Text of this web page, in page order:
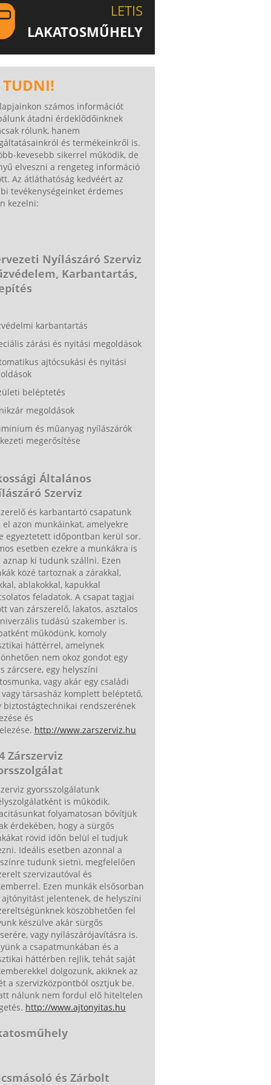
LETIS
LAKATOSMŰHELY
TUDNI!
számos információt
átadni érdeklődőinknek
rólunk, hanem
és termékeinkről is.
kevesebb sikerrel működik, de
elveszni a rengeteg információ
Az átláthatóság kedvéért az
tevékenységeinket érdemes
kezelni:
Nyílászáró Szerviz
Karbantartás,
karbantartás
zárási és nyitási megoldások
ajtócsukási és nyitási
beléptetés
megoldások
és műanyag nyílászárók
megerősítése
Általános
Szerviz
és karbantartó csapatunk
el azon munkáinkat, amelyekre
egyeztetett időpontban kerül sor.
esetben ezekre a munkákra is
aznap ki tudunk szállni. Ezen
közé tartoznak a zárakkal,
ablakokkal, kapukkal
feladatok. A csapat tagjai
van zárszerelő, lakatos, asztalos
tudású szakember is.
működünk, komoly
háttérrel, amelynek
nem okoz gondot egy
zárcsere, egy helyszíni
vagy akár egy családi
vagy társasház komplett beléptető,
biztostágtechnikai rendszerének
és
http://www.zarszerviz.hu
Zárszerviz
gyorsszolgálatunk
is működik.
folyamatosan bővítjük
érdekében, hogy a sürgős
rövid időn belül el tudjuk
Ideális esetben azonnal a
tudunk sietni, megfelelően
szervizautóval és
Ezen munkák elsősorban
ajtónyitást jelentenek, de helyszíni
köszöbhetően fel
készülve akár sürgős
vagy nyílászárójavításra is.
a csapatmunkában és a
háttérben rejlik, tehát saját
dolgozunk, akiknek az
a szervizközpontból osztjuk be.
nálunk nem fordul elő hiteltelen
http://www.ajtonyitas.hu
és Zárbolt